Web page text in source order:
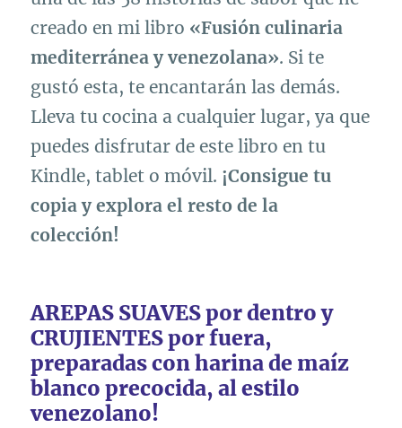
creado en mi libro «Fusión culinaria
mediterránea y venezolana». Si te
gustó esta, te encantarán las demás.
Lleva tu cocina a cualquier lugar, ya que
puedes disfrutar de este libro en tu
Kindle, tablet o móvil. ¡Consigue tu
copia y explora el resto de la
colección!
AREPAS SUAVES por dentro y
CRUJIENTES por fuera,
preparadas con harina de maíz
blanco precocida, al estilo
venezolano!